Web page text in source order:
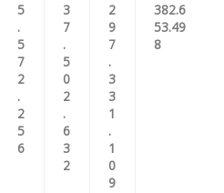
5
.
5
7
2
.
2
5
6
3
7
.
5
0
2
.
6
3
2
2
9
7
.
3
3
1
.
1
0
9
382.6
53.49
8